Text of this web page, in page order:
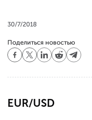
30/7/2018
Поделиться новостью
EUR/USD